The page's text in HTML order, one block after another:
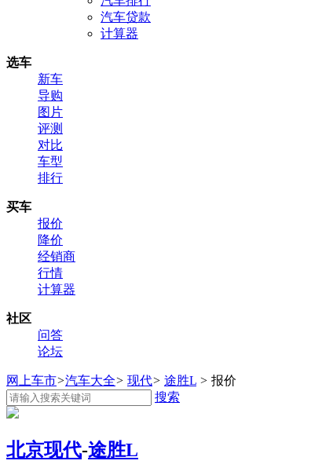
汽车贷款
计算器
选车
新车
导购
图片
评测
对比
车型
排行
买车
报价
降价
经销商
行情
计算器
社区
问答
论坛
网上车市>汽车大全> 现代> 途胜L > 报价
搜索
北京现代-途胜L